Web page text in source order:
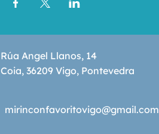
Rúa Angel Llanos, 14
Coia, 36209 Vigo, Pontevedra
mirinconfavoritovigo@gmail.com